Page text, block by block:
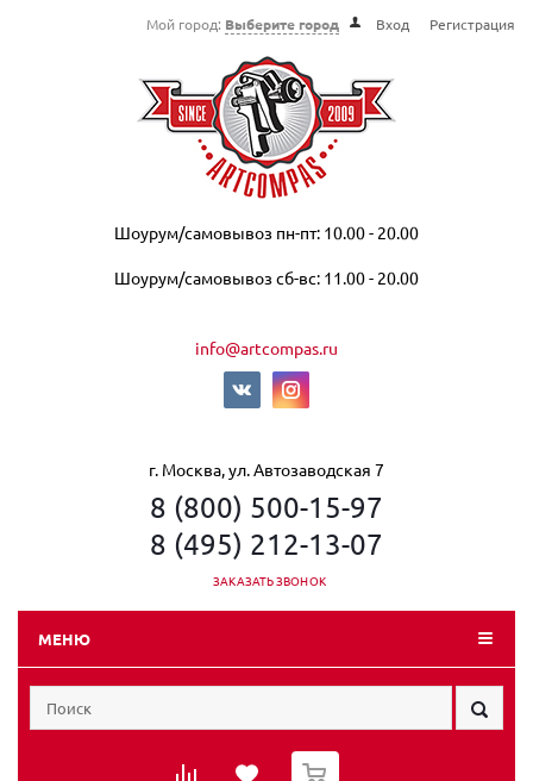
Мой город: Выберите город Вход Регистрация
Шоурум/самовывоз пн-пт: 10.00 - 20.00
Шоурум/самовывоз сб-вс: 11.00 - 20.00
info@artcompas.ru
г. Москва, ул. Автозаводская 7
8 (800) 500-15-97
8 (495) 212-13-07
ЗАКАЗАТЬ ЗВОНОК
МЕНЮ
0